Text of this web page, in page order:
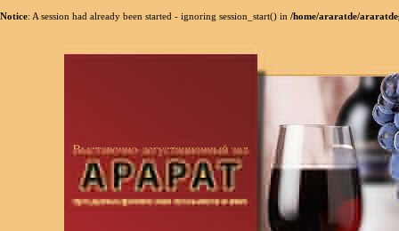
Notice: A session had already been started - ignoring session_start() in /home/araratde/